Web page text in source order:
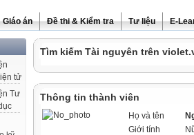
Giáo án Đề thi & Kiểm tra Tư liệu E-
Tìm kiếm Tài nguyên trên
Thông tin thành viên
Họ và tên
Giới tính